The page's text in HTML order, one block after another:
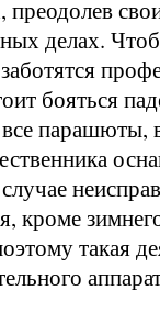
делах.
бояться
кроме
такая